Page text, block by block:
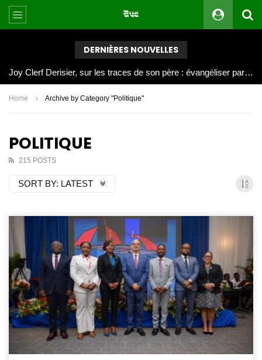
DERNIÈRES NOUVELLES
Joy Clerf Derisier, sur les traces de son père : évangéliser par la musique
Home Archive by Category "Politique"
POLITIQUE
215 POSTS
SORT BY: LATEST